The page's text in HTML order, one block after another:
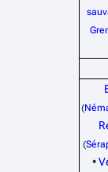
(
(
•